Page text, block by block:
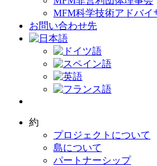
MFM科学技術アドバイ
お問い合わせ先
約
プロジェクトについて
島について
パートナーシップ